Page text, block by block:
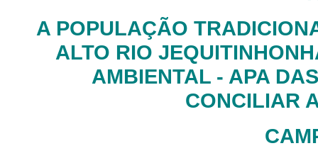
A POPULAÇÃO
ALTO RIO
AMBIENTAL - APA
CONCILIAR